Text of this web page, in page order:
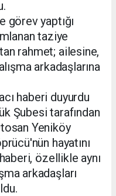
görev yaptığı
taziye
rahmet; ailesine,
arkadaşlarına
haberi duyurdu
Şubesi tarafından
Yeniköy
hayatını
özellikle aynı
arkadaşları